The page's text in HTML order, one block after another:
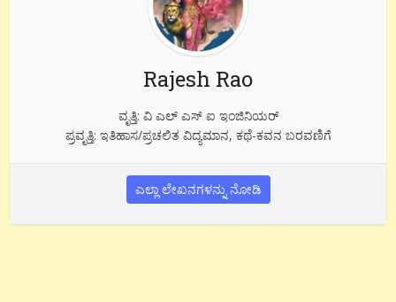
Rajesh Rao
ವೃತ್ತಿ: ವಿ ಎಲ್ ಎಸ್ ಐ ಇಂಜಿನಿಯರ್
ಪ್ರವೃತ್ತಿ: ಇತಿಹಾಸ/ಪ್ರಚಲಿತ ವಿದ್ಯಮಾನ, ಕಥೆ-ಕವನ ಬರವಣಿಗೆ
ಎಲ್ಲಾ ಲೇಖನಗಳನ್ನು ನೋಡಿ